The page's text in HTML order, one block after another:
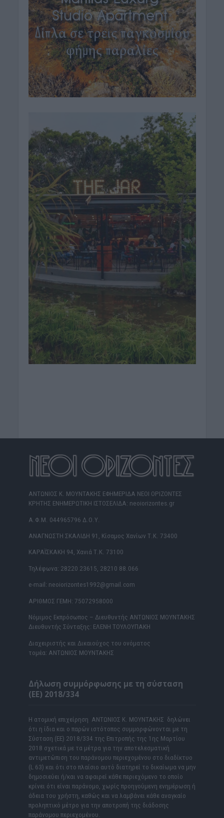
ΑΝΤΩΝΙΟΣ Κ. ΜΟΥΝΤΑΚΗΣ ΕΦΗΜΕΡΙΔΑ ΝΕΟΙ ΟΡΙΖΟΝΤΕΣ
ΚΡΗΤΗΣ ΕΝΗΜΕΡΩΤΙΚΗ ΙΣΤΟΣΕΛΙΔΑ: neoiorizontes.gr
Α.Φ.Μ. 044965796 Δ.Ο.Υ.
ΑΝΑΓΝΩΣΤΗ ΣΚΑΛΙΔΗ 91, Κίσαμος Χανίων Τ.Κ. 73400
ΚΑΡΑΪΣΚΑΚΗ 94, Χανιά Τ.Κ. 73100
Τηλέφωνα: 28220 23615, 28210 88.066
e-mail: neoiorizontes1992@gmail.com
ΑΡΙΘΜΟΣ ΓΕΜΗ: 75072958000
Νόμιμος Εκπρόσωπος – Διευθυντής ΑΝΤΩΝΙΟΣ ΜΟΥΝΤΑΚΗΣ
Διευθυντής Σύνταξης: ΕΛΕΝΗ ΤΟΥΛΟΥΠΑΚΗ
Διαχειριστής και Δικαιούχος του ονόματος
τομέα: ΑΝΤΩΝΙΟΣ ΜΟΥΝΤΑΚΗΣ
Δήλωση συμμόρφωσης με τη σύσταση
(ΕΕ) 2018/334
Η ατομική επιχείρηση ΑΝΤΩΝΙΟΣ Κ. ΜΟΥΝΤΑΚΗΣ δηλώνει
ότι η ίδια και ο παρών ιστότοπος συμμορφώνονται με τη
Σύσταση (ΕΕ) 2018/334 της Επιτροπής της 1ης Μαρτίου
2018 σχετικά με τα μέτρα για την αποτελεσματική
αντιμετώπιση του παράνομου περιεχομένου στο διαδίκτυο
(L 63) και ότι στο πλαίσιο αυτό διατηρεί το δικαίωμα να μην
δημοσιεύει ή/και να αφαιρεί κάθε περιεχόμενο το οποίο
κρίνει ότι είναι παράνομο, χωρίς προηγούμενη ενημέρωση ή
άδεια του χρήστη, καθώς και να λαμβάνει κάθε αναγκαίο
προληπτικό μέτρο για την αποτροπή της διάδοσης
παράνομου περιεχομένου.